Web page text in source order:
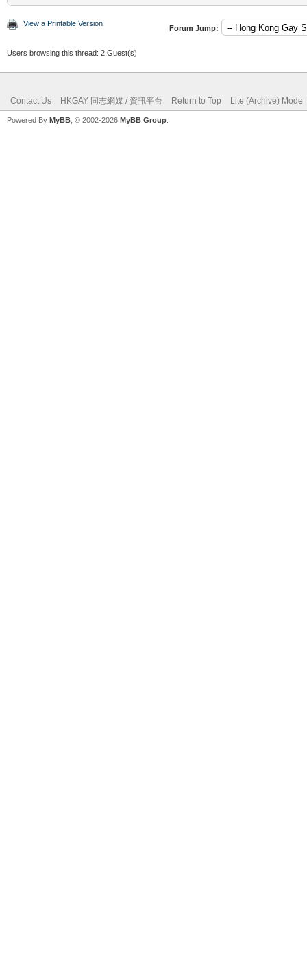
View a Printable Version
Forum Jump:
Users browsing this thread: 2 Guest(s)
Contact Us HKGAY 同志網媒 / 資訊平台 Return to Top Lite (Archive) Mode
Powered By MyBB , © 2002-2026 MyBB Group